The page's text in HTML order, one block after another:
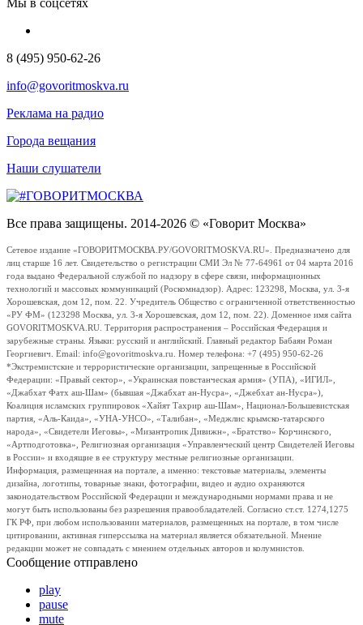
8 (495) 950-62-26
info@govoritmoskva.ru
Реклама на радио
Города вещания
Наши слушатели
Все права защищены. 2014-2026 © «Говорит Москва»
Сетевое издание «ГОВОРИТМОСКВА.РУ/GOVORITMOSKVA.RU». Предназначено для
лиц старше 16 лет. Свидетельство о регистрации СМИ Эл № 77-64961 от 04 марта 2016
года выдано Федеральной службой по надзору в сфере связи, информационных
технологий и массовых коммуникаций (Роскомнадзор). Адрес: 123298, Москва, ул. 3-я
Хорошевская, дом 12, пом. 22. Учредитель Общество с ограниченной ответственностью
«РУ ФМ» (123298 Москва, ул. 3-я Хорошевская, дом 12, пом. 22). Доменное имя сайта
GOVORITMOSKVA.RU. Территория распространения – Российская Федерация и
зарубежные страны. Языки: русский и английский. Главный редактор Бабаян Роман
Георгиевич. Email: info@govoritmoskva.ru. Номер телефона: +7 (495) 950-62-26
*Экстремистские и террористические организации, запрещенные в Российской
Федерации: «Правый сектор», «Украинская повстанческая армия» (УПА), «ИГИЛ»,
«Джабхат Фатх аш-Шам» (бывшая «Джабхат ан-Нусра», «Джебхат ан-Нусра»),
Коалиция исламских группировок «Хайят Тахрир аш-Шам», Национал-Большевистская
партия, «Аль-Каида», «УНА-УНСО», «Талибан», «Меджлис крымско-татарского
народа», «Свидетели Иеговы», «Мизантропик Дивижн», «Братство» Корчинского,
«Артподготовка», Религиозная организация «Управленческий центр Свидетелей Иеговы
в России» и входящие в ее структуру местные религиозные организации.
Информация, размещенная на портале, а именно: текстовые материалы, элементы
дизайна, логотипы, товарные знаки, фотографии, видео и аудио охраняются
законодательством Российской Федерации и международными нормами права и не
могут быть использованы без разрешения правообладателей. Согласно ст.ст. 1274,1275
ГК РФ, при любом использовании материалов, размещенных на портале, в том числе
цитировании, активная гиперссылка на материал является обязательной. Мнение
редакции может не совпадать с мнением отдельных авторов и колумнистов.
Сообщение отправлено
play
pause
mute